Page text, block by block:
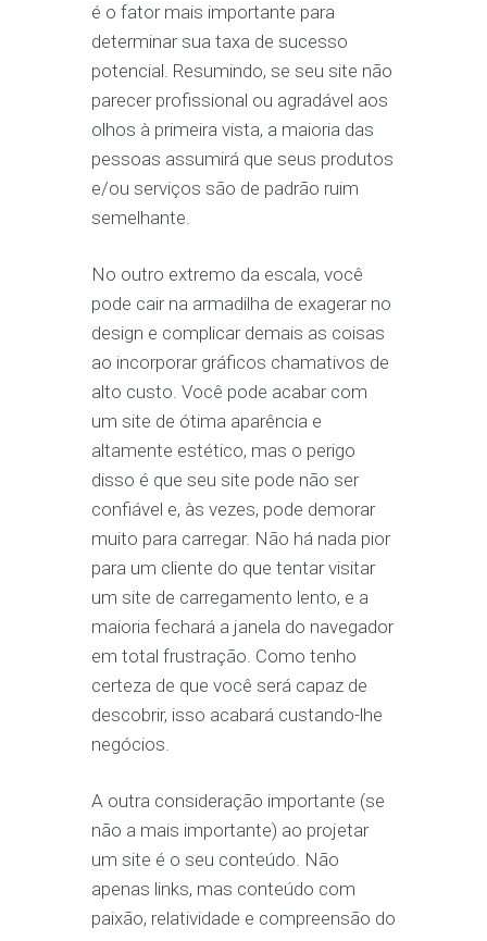
é o fator mais importante para
determinar sua taxa de sucesso
potencial. Resumindo, se seu site não
parecer profissional ou agradável aos
olhos à primeira vista, a maioria das
pessoas assumirá que seus produtos
e/ou serviços são de padrão ruim
semelhante.
No outro extremo da escala, você
pode cair na armadilha de exagerar no
design e complicar demais as coisas
ao incorporar gráficos chamativos de
alto custo. Você pode acabar com
um site de ótima aparência e
altamente estético, mas o perigo
disso é que seu site pode não ser
confiável e, às vezes, pode demorar
muito para carregar. Não há nada pior
para um cliente do que tentar visitar
um site de carregamento lento, e a
maioria fechará a janela do navegador
em total frustração. Como tenho
certeza de que você será capaz de
descobrir, isso acabará custando-lhe
negócios.
A outra consideração importante (se
não a mais importante) ao projetar
um site é o seu conteúdo. Não
apenas links, mas conteúdo com
paixão, relatividade e compreensão do